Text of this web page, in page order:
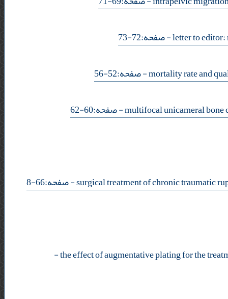
- صفحه:72-73
- صفحه:52-56
- صفحه:60-62
- صفحه:66-8
-